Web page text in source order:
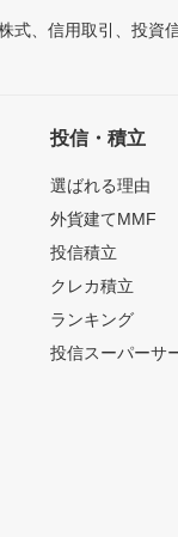
式、信用取引、投資
投信・積立
選ばれる理由
外貨建てMMF
投信積立
クレカ積立
ランキング
投信スーパーサ